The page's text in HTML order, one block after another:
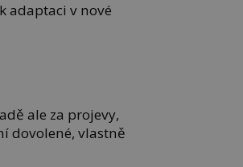
adaptaci v nové
ale za projevy,
dovolené, vlastně